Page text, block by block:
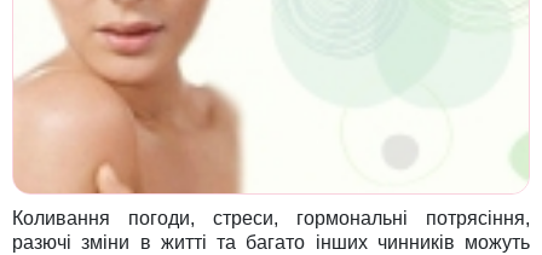
Коливання погоди, стреси, гормональні потрясіння,
разючі зміни в житті та багато інших чинників можуть